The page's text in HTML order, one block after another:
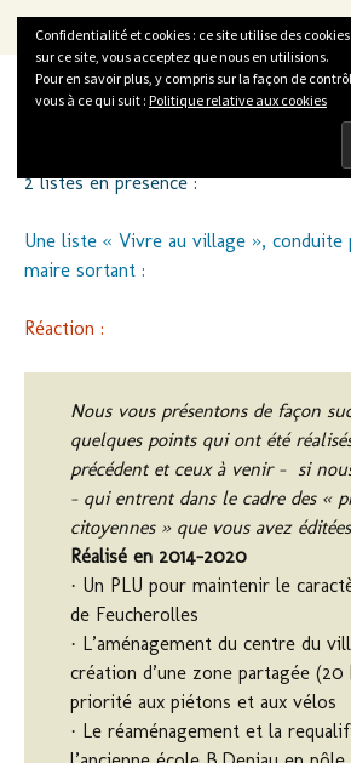
LVDD
La Vitrine du
Menu
Aller
au
contenu
FEUCHEROLLES
2 listes en présence :
Une liste « Vivre au village », conduite
maire sortant :
Réaction :
Nous vous présentons de façon
quelques points qui ont été
précédent et ceux à venir – si
– qui entrent dans le cadre des «
citoyennes » que vous avez
Réalisé en 2014-2020
· Un PLU pour maintenir le
de Feucherolles
· L’aménagement du centre du
création d’une zone partagée (20
priorité aux piétons et aux vélos
· Le réaménagement et la
Confidentialité et cookies : ce site utilise des
sur ce site, vous acceptez que nous en utilisions.
Pour en savoir plus, y compris sur la façon de
vous à ce qui suit : Politique relative aux cookies